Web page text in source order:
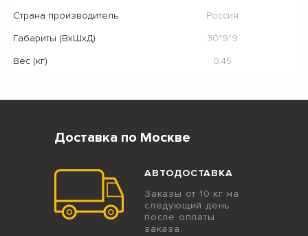
Страна производитель
Россия
Габариты (ВхШхД)
30*9*9
Вес (кг)
0.45
Доставка по Москве
АВТОДОСТАВКА
Заказы от 10 кг на
следующий день
после оплаты
заказа.